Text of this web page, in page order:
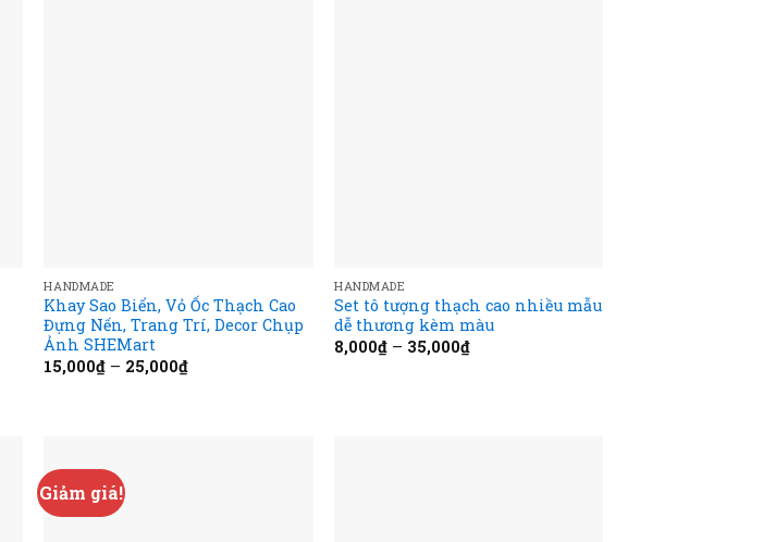
HANDMADE
Khay Sao Biển, Vỏ Ốc Thạch Cao
Đựng Nến, Trang Trí, Decor Chụp
Ảnh SHEMart
15,000₫ – 25,000₫
HANDMADE
Set tô tượng thạch cao nhiều mẫu
dễ thương kèm màu
8,000₫ – 35,000₫
Giảm giá!